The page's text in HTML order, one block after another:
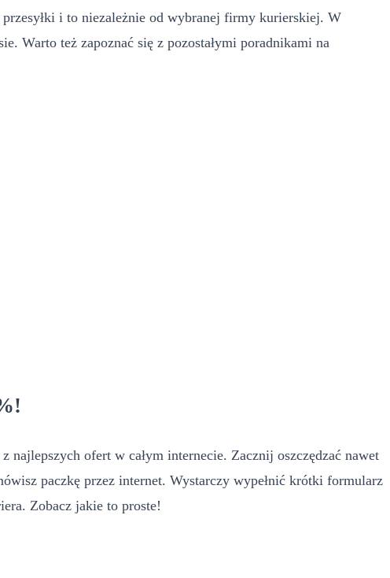
i to niezależnie od wybranej firmy kurierskiej. W
Warto też zapoznać się z pozostałymi poradnikami na
ofert w całym internecie. Zacznij oszczędzać nawet
paczkę przez internet. Wystarczy wypełnić krótki formularz
Zobacz jakie to proste!